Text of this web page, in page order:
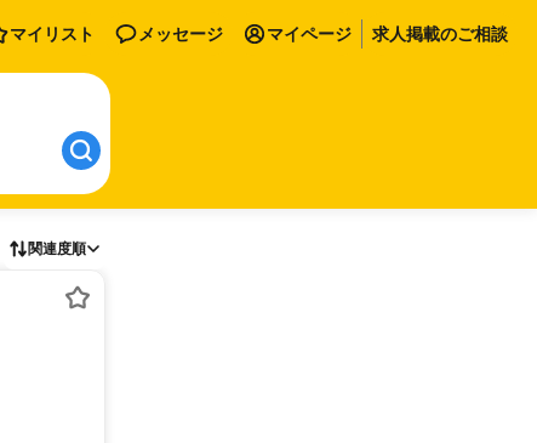
マイリスト メッセージ マイページ 求人掲載のご相談
関連度順